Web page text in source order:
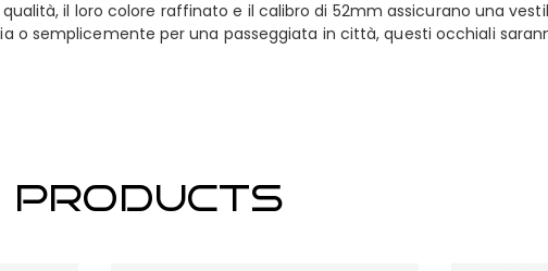
il loro colore raffinato e il calibro di 52mm assicurano una
o semplicemente per una passeggiata in città, questi occhiali